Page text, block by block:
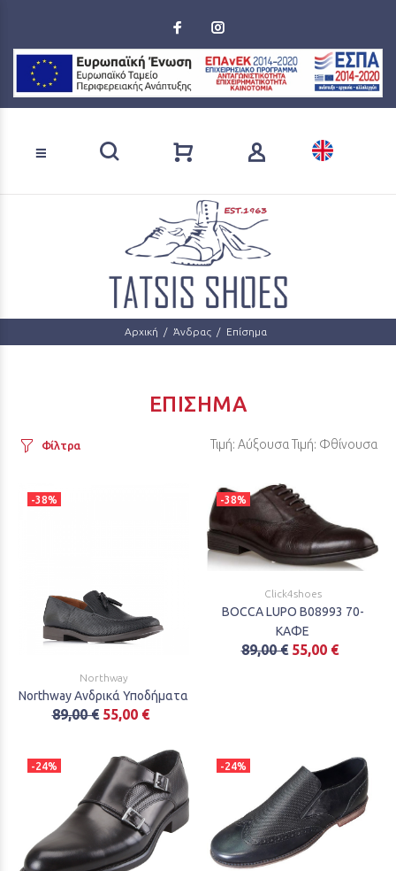
Αρχική Άνδρας Επίσημα
ΕΠΊΣΗΜΑ
Φίλτρα Τιμή: Αύξουσα Τιμή: Φθίνουσα
-38%
Northway
Northway Ανδρικά Υποδήματα
89,00 € 55,00 €
-38%
Click4shoes
BOCCA LUPO B08993 70-
ΚΑΦΕ
89,00 € 55,00 €
-24% -24%